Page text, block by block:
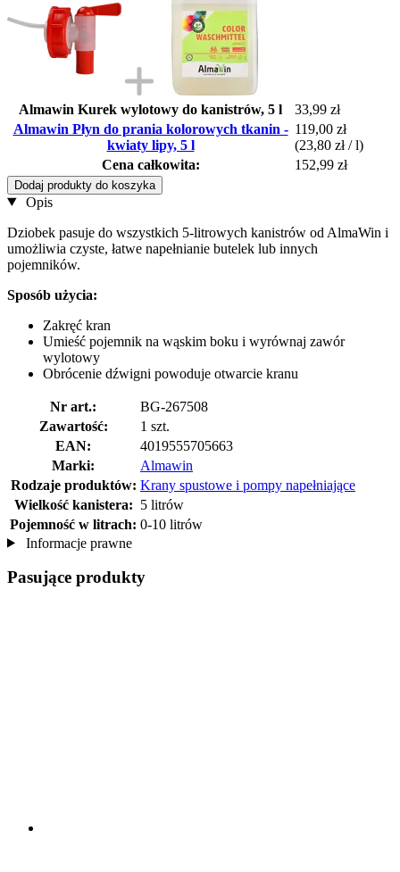
Almawin Kurek wylotowy do kanistrów, 5 l
33,99 zł
Almawin Płyn do prania kolorowych tkanin -
kwiaty lipy, 5 l
119,00 zł
(23,80 zł / l)
Cena całkowita:
152,99 zł
Dodaj produkty do koszyka
Opis
Dziobek pasuje do wszystkich 5-litrowych kanistrów od AlmaWin i
umożliwia czyste, łatwe napełnianie butelek lub innych
pojemników.
Sposób użycia:
Zakręć kran
Umieść pojemnik na wąskim boku i wyrównaj zawór
wylotowy
Obrócenie dźwigni powoduje otwarcie kranu
Nr art.:
BG-267508
Zawartość:
1 szt.
EAN:
4019555705663
Marki:
Almawin
Rodzaje produktów: Krany spustowe i pompy napełniające
Wielkość kanistera: 5 litrów
Pojemność w litrach: 0-10 litrów
Informacje prawne
Pasujące produkty